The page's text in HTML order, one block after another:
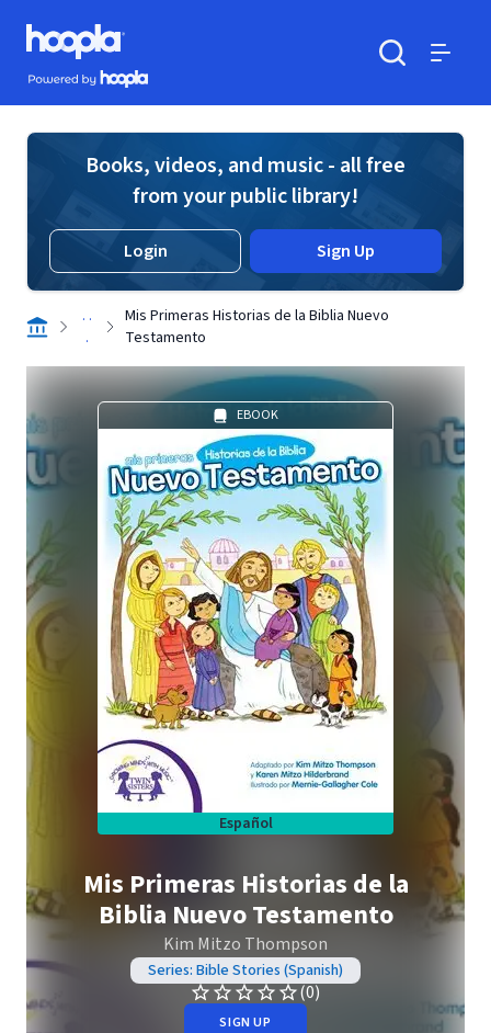
Skip to main content
Hoopla logo
Powered by Hoopla
Books, videos, and music - all free
from your public library!
Login Sign Up
. .
.
Mis Primeras Historias de la Biblia Nuevo
Testamento
EBOOK
Español
Mis Primeras Historias de la
Biblia Nuevo Testamento
Kim Mitzo Thompson
Series: Bible Stories (Spanish)
(0)
SIGN UP